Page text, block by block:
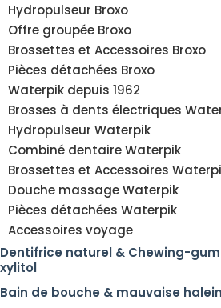
Hydropulseur Broxo
Offre groupée Broxo
Brossettes et Accessoires Broxo
Pièces détachées Broxo
Waterpik depuis 1962
Brosses à dents électriques
Hydropulseur Waterpik
Combiné dentaire Waterpik
Brossettes et Accessoires
Douche massage Waterpik
Pièces détachées Waterpik
Accessoires voyage
Dentifrice naturel & Chewing-
xylitol
Bain de bouche & mauvaise